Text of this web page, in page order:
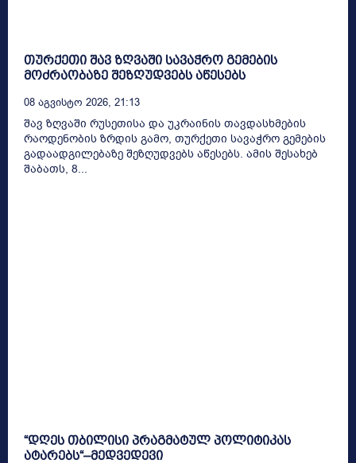
თურქეთი შავ ზღვაში სავაჭრო გემების
მოძრაობაზე შეზღუდვებს აწესებს
08 Აგვისტო 2026, 21:13
შავ ზღვაში რუსეთისა და უკრაინის თავდასხმების
რაოდენობის ზრდის გამო, თურქეთი სავაჭრო გემების
გადაადგილებაზე შეზღუდვებს აწესებს. ამის შესახებ
შაბათს, 8...
“დღეს თბილისი პრაგმატულ პოლიტიკას
ატარებს“–მედვედევი